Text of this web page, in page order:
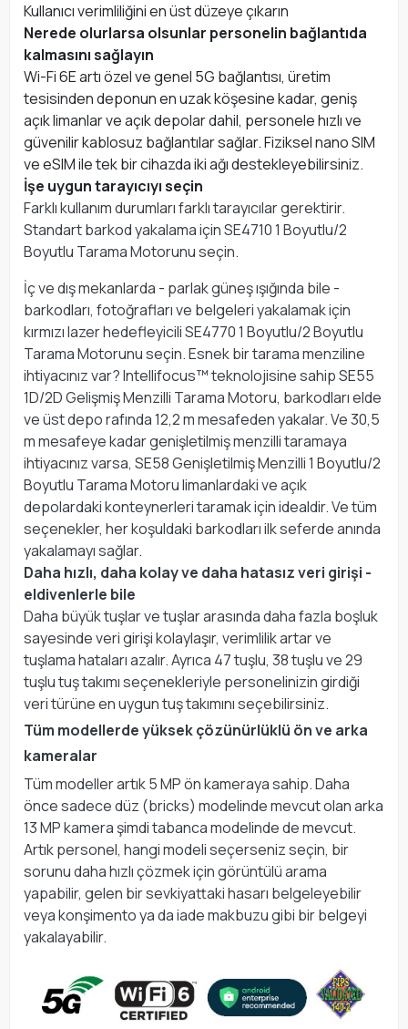
Kullanıcı verimliliğini en üst düzeye çıkarın
Nerede olurlarsa olsunlar personelin bağlantıda
kalmasını sağlayın
Wi-Fi 6E artı özel ve genel 5G bağlantısı, üretim
tesisinden deponun en uzak köşesine kadar, geniş
açık limanlar ve açık depolar dahil, personele hızlı ve
güvenilir kablosuz bağlantılar sağlar. Fiziksel nano SIM
ve eSIM ile tek bir cihazda iki ağı destekleyebilirsiniz.
İşe uygun tarayıcıyı seçin
Farklı kullanım durumları farklı tarayıcılar gerektirir.
Standart barkod yakalama için SE4710 1 Boyutlu/2
Boyutlu Tarama Motorunu seçin.
İç ve dış mekanlarda - parlak güneş ışığında bile -
barkodları, fotoğrafları ve belgeleri yakalamak için
kırmızı lazer hedefleyicili SE4770 1 Boyutlu/2 Boyutlu
Tarama Motorunu seçin. Esnek bir tarama menziline
ihtiyacınız var? Intellifocus™ teknolojisine sahip SE55
1D/2D Gelişmiş Menzilli Tarama Motoru, barkodları elde
ve üst depo rafında 12,2 m mesafeden yakalar. Ve 30,5
m mesafeye kadar genişletilmiş menzilli taramaya
ihtiyacınız varsa, SE58 Genişletilmiş Menzilli 1 Boyutlu/2
Boyutlu Tarama Motoru limanlardaki ve açık
depolardaki konteynerleri taramak için idealdir. Ve tüm
seçenekler, her koşuldaki barkodları ilk seferde anında
yakalamayı sağlar.
Daha hızlı, daha kolay ve daha hatasız veri girişi -
eldivenlerle bile
Daha büyük tuşlar ve tuşlar arasında daha fazla boşluk
sayesinde veri girişi kolaylaşır, verimlilik artar ve
tuşlama hataları azalır. Ayrıca 47 tuşlu, 38 tuşlu ve 29
tuşlu tuş takımı seçenekleriyle personelinizin girdiği
veri türüne en uygun tuş takımını seçebilirsiniz.
Tüm modellerde yüksek çözünürlüklü ön ve arka
kameralar
Tüm modeller artık 5 MP ön kameraya sahip. Daha
önce sadece düz (bricks) modelinde mevcut olan arka
13 MP kamera şimdi tabanca modelinde de mevcut.
Artık personel, hangi modeli seçerseniz seçin, bir
sorunu daha hızlı çözmek için görüntülü arama
yapabilir, gelen bir sevkiyattaki hasarı belgeleyebilir
veya konşimento ya da iade makbuzu gibi bir belgeyi
yakalayabilir.